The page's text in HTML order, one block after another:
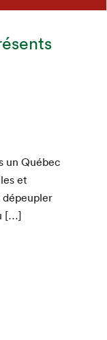
un Québec
et
dépe­u­pler
[…]